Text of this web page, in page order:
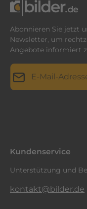
Abonnieren Sie jetzt
Newsletter, um
Angebote informiert
E-Mail-Adresse*
Kundenservice
Unterstützung und
kontakt@bilder.de